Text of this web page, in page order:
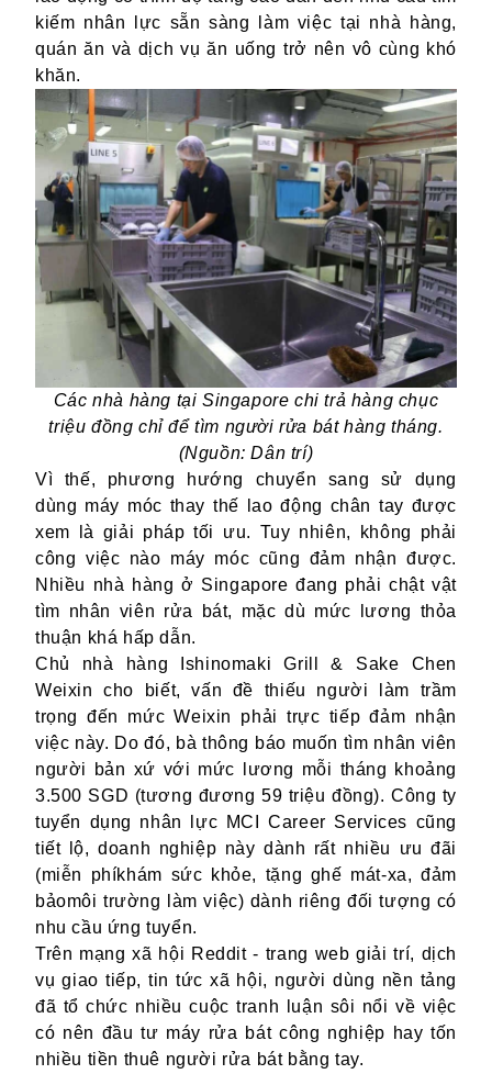
kiếm nhân lực sẵn sàng làm việc tại nhà hàng,
quán ăn và dịch vụ ăn uống trở nên vô cùng khó
khăn.
Các nhà hàng tại Singapore chi trả hàng chục
triệu đồng chỉ để tìm người rửa bát hàng tháng.
(Nguồn: Dân trí)
Vì thế, phương hướng chuyển sang sử dụng
dùng máy móc thay thế lao động chân tay được
xem là giải pháp tối ưu. Tuy nhiên, không phải
công việc nào máy móc cũng đảm nhận được.
Nhiều nhà hàng ở Singapore đang phải chật vật
tìm nhân viên rửa bát, mặc dù mức lương thỏa
thuận khá hấp dẫn.
Chủ nhà hàng Ishinomaki Grill & Sake Chen
Weixin cho biết, vấn đề thiếu người làm trầm
trọng đến mức Weixin phải trực tiếp đảm nhận
việc này. Do đó, bà thông báo muốn tìm nhân viên
người bản xứ với mức lương mỗi tháng khoảng
3.500 SGD (tương đương 59 triệu đồng). Công ty
tuyển dụng nhân lực MCI Career Services cũng
tiết lộ, doanh nghiệp này dành rất nhiều
ưu đãi
(miễn phíkhám sức khỏe, tặng ghế mát-xa, đảm
bảomôi trường làm việc) dành riêng đối tượng có
nhu cầu ứng tuyển.
Trên mạng xã hội Reddit - trang web giải trí, dịch
vụ giao tiếp, tin tức xã hội, người dùng nền tảng
đã tổ chức nhiều cuộc tranh luận sôi nổi về việc
có nên đầu tư máy rửa bát công nghiệp hay tốn
nhiều tiền thuê người rửa bát bằng tay.